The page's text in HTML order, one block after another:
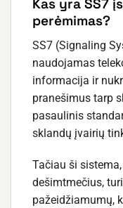
Kas yra SS7
perėmimas?
SS7 (Signaling
naudojamas
informacija ir
pranešimus tarp
pasaulinis
sklandų įvairių
Tačiau ši
dešimtmečius,
pažeidžiamumų,